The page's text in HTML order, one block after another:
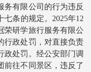
务有限公司的行为违反
条的规定。2025年12
荣研学旅行服务有限公
行政处罚，对直接负责
政处罚。经公安部门调
前往不同景区，违反了